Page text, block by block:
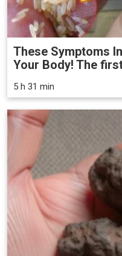
These Symptoms
Your Body! The
5 h 31 min